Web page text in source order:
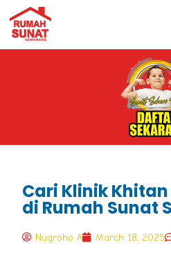
Cari Klinik Khitan
di Rumah Sunat
Nugroho A March 18, 2025